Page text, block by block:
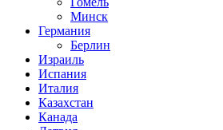
Минск
Германия
Берлин
Израиль
Испания
Италия
Казахстан
Канада